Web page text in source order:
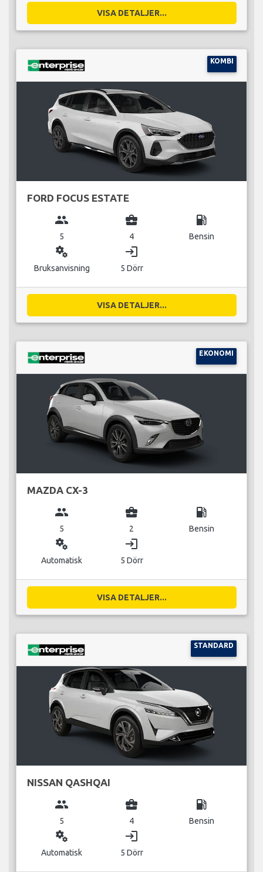
VISA DETALJER...
KOMBI
FORD FOCUS ESTATE
group
5
business_center
4
local_gas_station
Bensin
miscellaneous_services
Bruksanvisning
login
5 Dörr
VISA DETALJER...
EKONOMI
MAZDA CX-3
group
5
business_center
2
local_gas_station
Bensin
miscellaneous_services
Automatisk
login
5 Dörr
VISA DETALJER...
STANDARD
NISSAN QASHQAI
group
5
business_center
4
local_gas_station
Bensin
miscellaneous_services
Automatisk
login
5 Dörr